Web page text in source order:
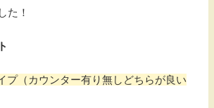
た！
プ（カウンター有り無しどちらが良い